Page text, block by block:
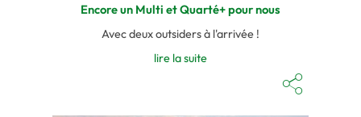
Encore un Multi et Quarté+ pour nous
Avec deux outsiders à l'arrivée !
lire la suite